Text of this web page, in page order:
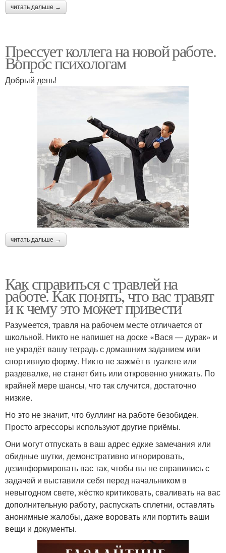
читать дальше →
Прессует коллега на новой работе.
Вопрос психологам
Добрый день!
читать дальше →
Как справиться с травлей на
работе. Как понять, что вас травят
и к чему это может привести
Разумеется, травля на рабочем месте отличается от
школьной. Никто не напишет на доске «Вася — дурак» и
не украдёт вашу тетрадь с домашним заданием или
спортивную форму. Никто не зажмёт в туалете или
раздевалке, не станет бить или откровенно унижать. По
крайней мере шансы, что так случится, достаточно
низкие.
Но это не значит, что буллинг на работе безобиден.
Просто агрессоры используют другие приёмы.
Они могут отпускать в ваш адрес едкие замечания или
обидные шутки, демонстративно игнорировать,
дезинформировать вас так, чтобы вы не справились с
задачей и выставили себя перед начальником в
невыгодном свете, жёстко критиковать, сваливать на вас
дополнительную работу, распускать сплетни, оставлять
анонимные жалобы, даже воровать или портить ваши
вещи и документы.